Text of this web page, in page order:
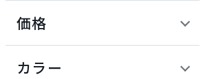
キッチン家電
アクメファニチャー
価格
カラー